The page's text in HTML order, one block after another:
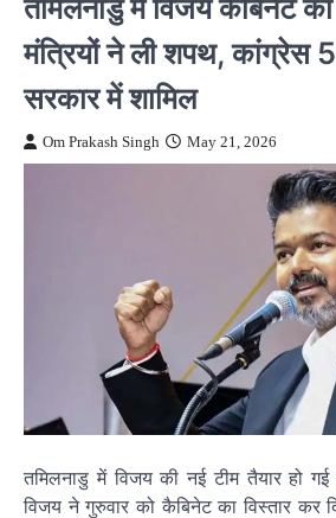
मंत्रियों ने ली शपथ, कांग्रेस
सरकार में शामिल
Om Prakash Singh May 21, 2026
तमिलनाडु में विजय की नई टीम तैयार हो
विजय ने गुरुवार को कैबिनेट का विस्तार कर